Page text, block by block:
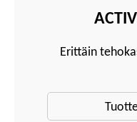
Erittäin